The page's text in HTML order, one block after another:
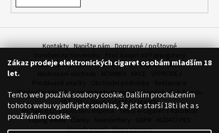
Zákaz prodeje elektronických cigaret osobám mladším 18
let.
Tento web používá soubory cookie. Dalším procházením
tohoto webu vyjadřujete souhlas, že jste starší 18ti let a s
používáním cookie.
Kontakty Napište nám Dopravné / poštovné
SLEVA, DÁREK A DOPRAVA ZDARMA
LIQUIDY - SLEVA
Sledování zásilek Fajncigarety Heureka
Výpočet síly e-liquidu
MLT / DL - Jakou vybrat e-cigaretu
Míchání bází a boosteru Imperia
Testy e-cigaret s Karotkou
Vaping videa Články
Slovník pojmů Mapa serveru